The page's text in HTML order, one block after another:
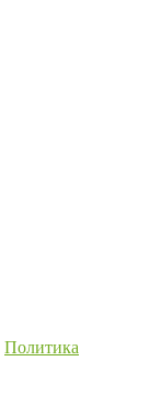
Политика